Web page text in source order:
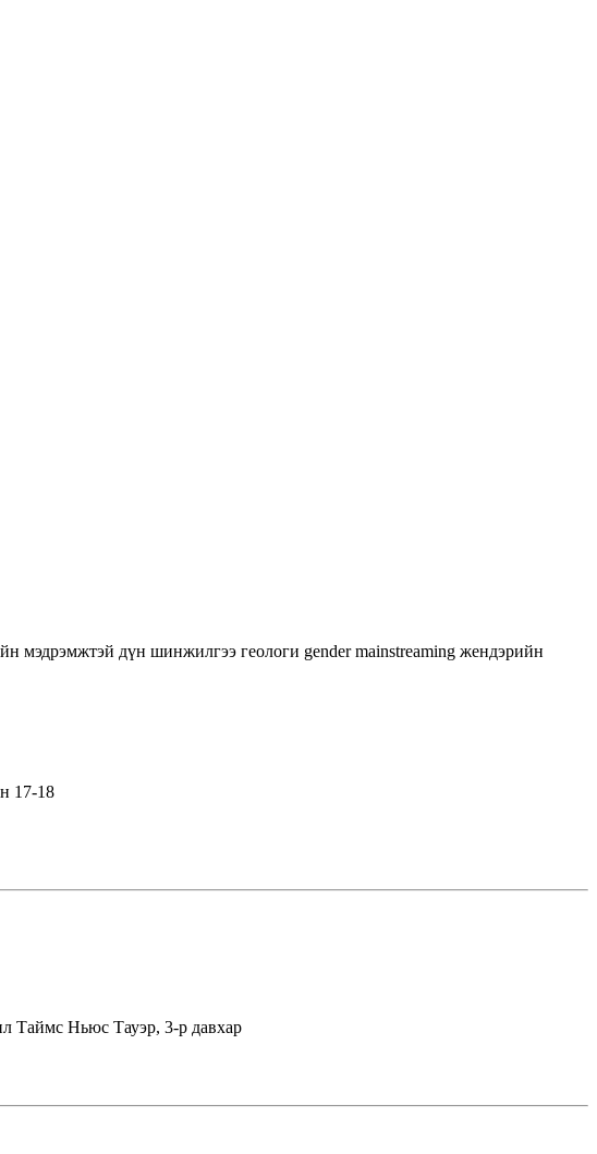
мэдрэмжтэй дүн шинжилгээ геологи gender mainstreaming жендэрийн
17-18
Таймс Ньюс Тауэр, 3-р давхар